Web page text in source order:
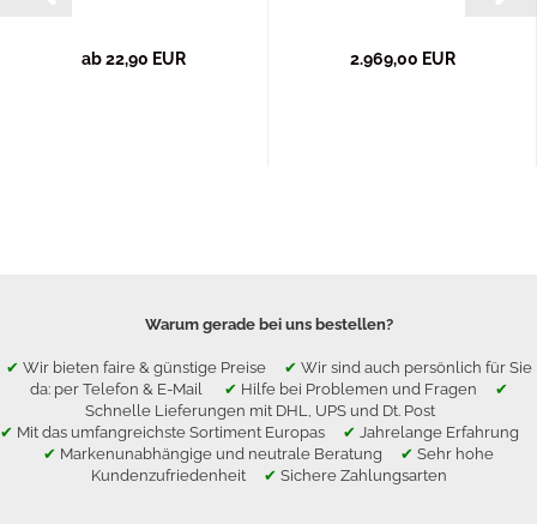
ab 22,90 EUR 2.969,00 EUR
Warum gerade bei uns bestellen?
✔ Wir bieten faire & günstige Preise ✔ Wir sind auch persönlich für Sie
da: per Telefon & E-Mail ✔ Hilfe bei Problemen und Fragen ✔
Schnelle Lieferungen mit DHL, UPS und Dt. Post
✔ Mit das umfangreichste Sortiment Europas ✔ Jahrelange Erfahrung
✔ Markenunabhängige und neutrale Beratung ✔ Sehr hohe
Kundenzufriedenheit ✔ Sichere Zahlungsarten